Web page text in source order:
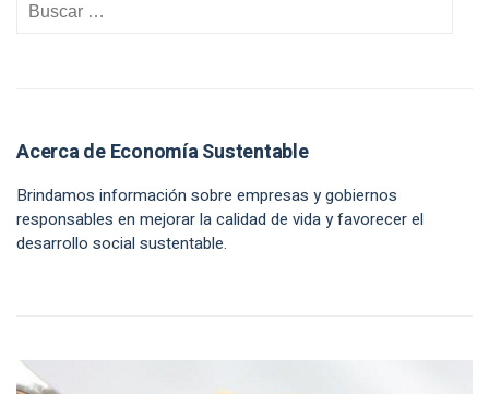
Acerca de Economía Sustentable
Brindamos información sobre empresas y gobiernos
responsables en mejorar la calidad de vida y favorecer el
desarrollo social sustentable.